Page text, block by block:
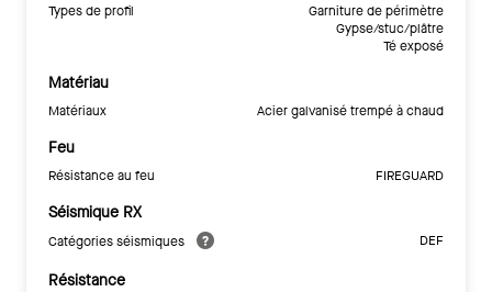
Types de profil
Garniture de périmètre
Gypse/stuc/plâtre
Té exposé
Matériau
Matériaux Acier galvanisé trempé à chaud
Feu
Résistance au feu FIREGUARD
Séismique RX
Catégories séismiques DEF
Résistance